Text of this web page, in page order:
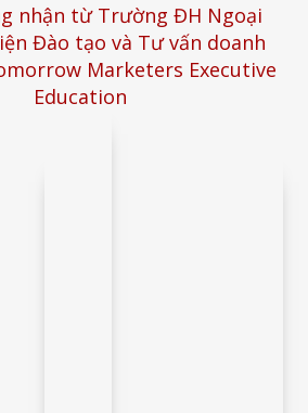
nhận từ Trường ĐH Ngoại
Đào tạo và Tư vấn doanh
Marketers Executive
Education